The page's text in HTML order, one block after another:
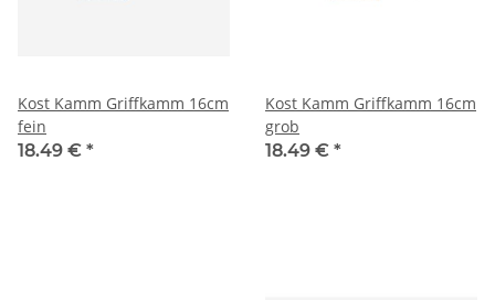
Kost Kamm Griffkamm 16cm
fein
18.49 € *
Kost Kamm Griffkamm 16cm
grob
18.49 € *